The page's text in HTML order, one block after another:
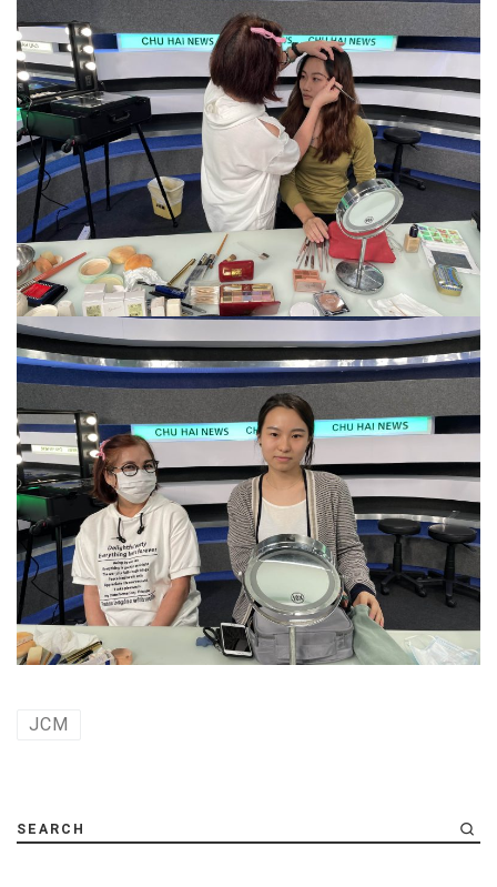
JCM
SEARCH